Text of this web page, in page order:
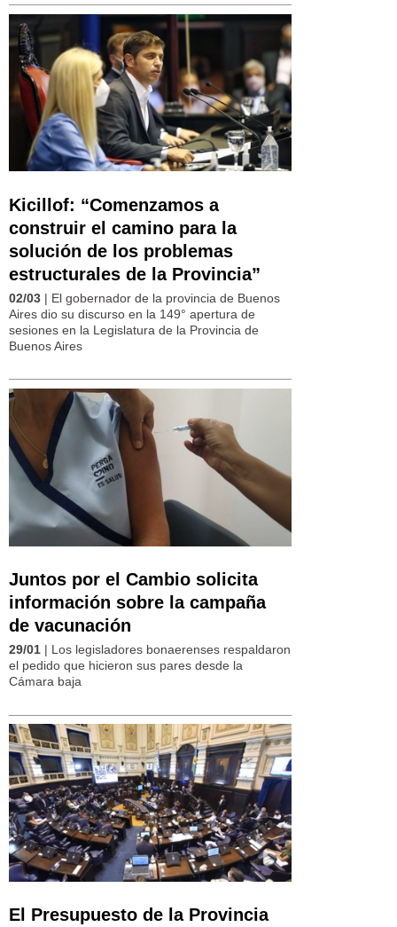
Kicillof: “Comenzamos a
construir el camino para la
solución de los problemas
estructurales de la Provincia”
02/03 | El gobernador de la provincia de Buenos
Aires dio su discurso en la 149° apertura de
sesiones en la Legislatura de la Provincia de
Buenos Aires
Juntos por el Cambio solicita
información sobre la campaña
de vacunación
29/01 | Los legisladores bonaerenses respaldaron
el pedido que hicieron sus pares desde la
Cámara baja
El Presupuesto de la Provincia